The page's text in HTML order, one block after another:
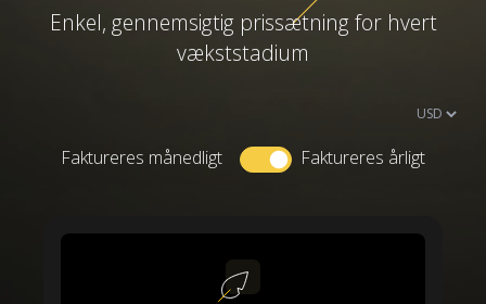
Enkel, gennemsigtig prissætning for hvert
vækststadium
Faktureres månedligt Faktureres årligt